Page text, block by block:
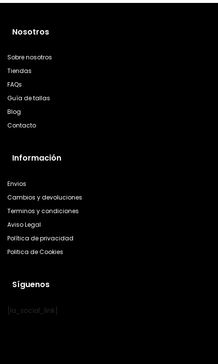
Nosotros
Sobre nosotros
Tiendas
FAQs
Guía de tallas
Blog
Contacto
Información
Envios
Cambios y devoluciones
Terminos y condiciones
Aviso Legal
Política de privacidad
Politica de Cookies
Síguenos
[la_social_link]